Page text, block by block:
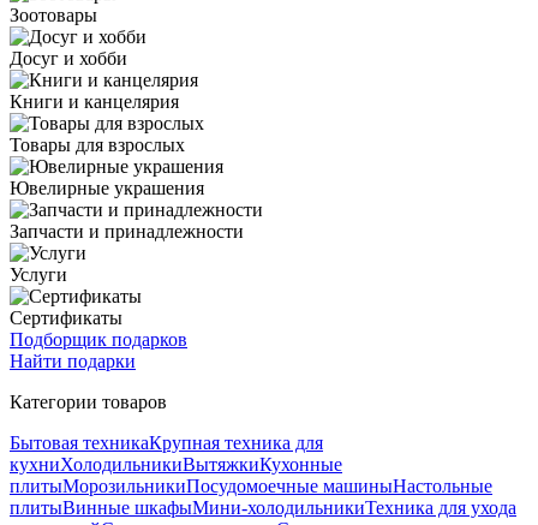
Зоотовары
Досуг и хобби
Книги и канцелярия
Товары для взрослых
Ювелирные украшения
Запчасти и принадлежности
Услуги
Сертификаты
Подборщик подарков
Найти подарки
Категории товаров
Бытовая техникаКрупная техника для
кухниХолодильникиВытяжкиКухонные
плитыМорозильникиПосудомоечные машиныНастольные
плитыВинные шкафыМини-холодильникиТехника для ухода